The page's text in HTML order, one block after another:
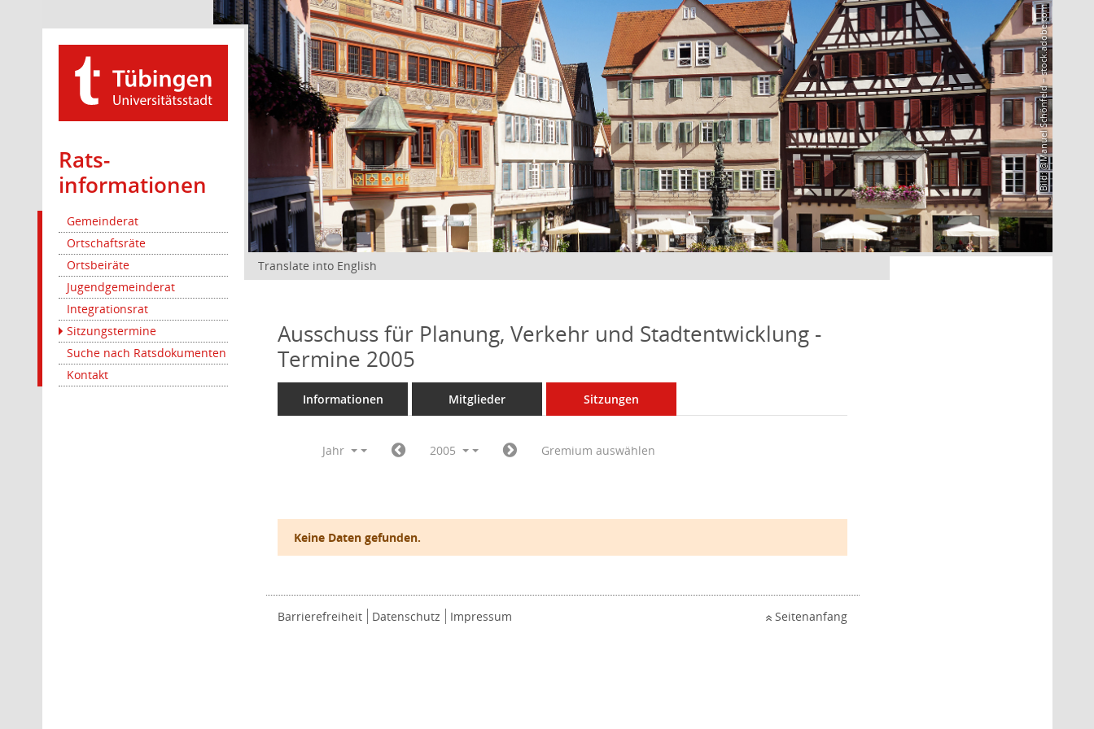
Rats­
informationen
Gemeinderat
Ortschaftsräte
Ortsbeiräte
Jugendgemeinderat
Integrationsrat
Sitzungstermine
Suche nach Ratsdokumenten
Kontakt
Bild: @Manuel Schönfeld – stock.adobe.com
Translate into English
Ausschuss für Planung, Verkehr und Stadtentwicklung -
Termine 2005
Informationen Mitglieder Sitzungen
Jahr 2005 Gremium auswählen
Keine Daten gefunden.
Barrierefreiheit Datenschutz Impressum Seitenanfang